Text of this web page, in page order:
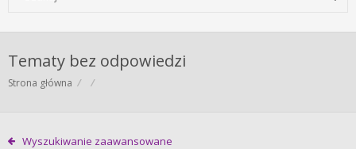
Tematy bez odpowiedzi
Strona główna
Wyszukiwanie zaawansowane